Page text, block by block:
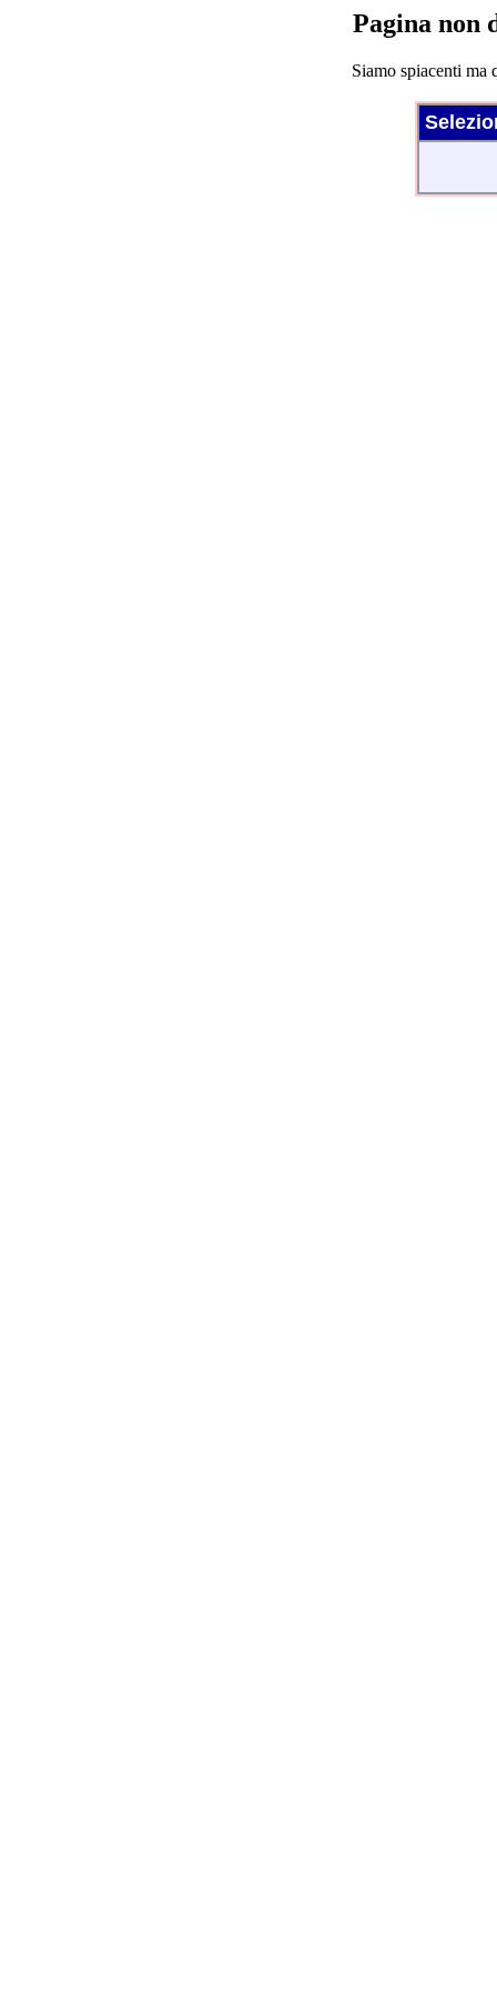
Pagina non
Siamo spiacenti ma